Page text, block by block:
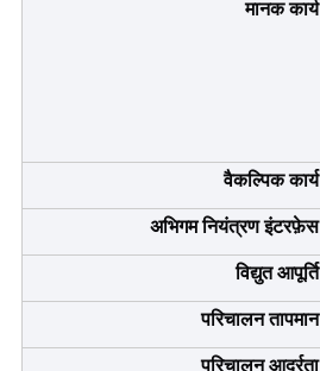
मानक कार्य
वैकल्पिक कार्य
अभिगम नियंत्रण इंटरफ़ेस
विद्युत आपूर्ति
परिचालन तापमान
परिचालन आर्द्रता